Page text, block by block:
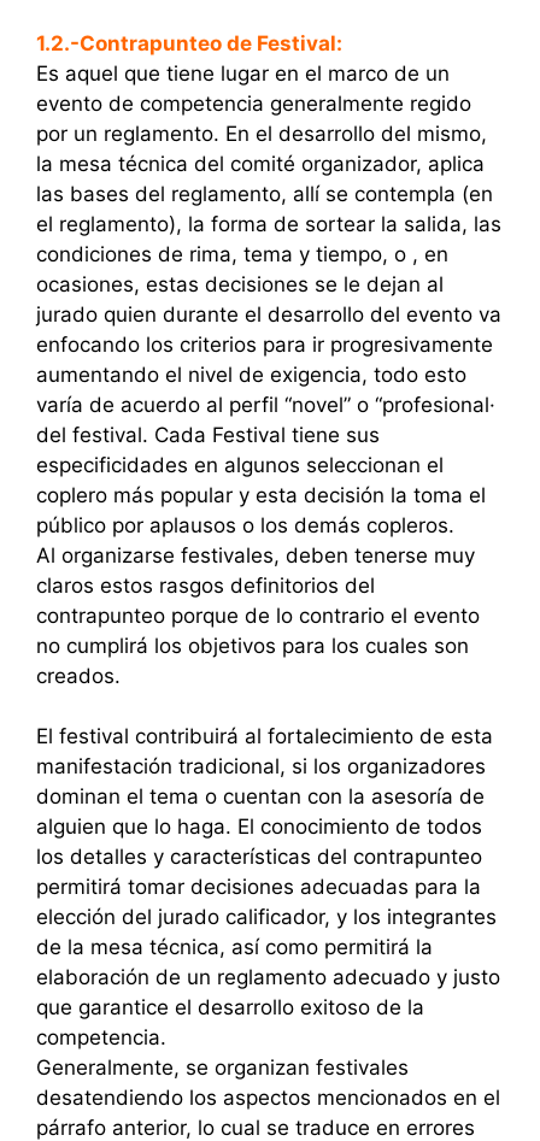
1.2.-Contrapunteo de Festival:
Es aquel que tiene lugar en el marco de un
evento de competencia generalmente regido
por un reglamento. En el desarrollo del mismo,
la mesa técnica del comité organizador, aplica
las bases del reglamento, allí se contempla (en
el reglamento), la forma de sortear la salida, las
condiciones de rima, tema y tiempo, o , en
ocasiones, estas decisiones se le dejan al
jurado quien durante el desarrollo del evento va
enfocando los criterios para ir progresivamente
aumentando el nivel de exigencia, todo esto
varía de acuerdo al perfil “novel” o “profesional·
del festival. Cada Festival tiene sus
especificidades en algunos seleccionan el
coplero más popular y esta decisión la toma el
público por aplausos o los demás copleros.
Al organizarse festivales, deben tenerse muy
claros estos rasgos definitorios del
contrapunteo porque de lo contrario el evento
no cumplirá los objetivos para los cuales son
creados.
El festival contribuirá al fortalecimiento de esta
manifestación tradicional, si los organizadores
dominan el tema o cuentan con la asesoría de
alguien que lo haga. El conocimiento de todos
los detalles y características del contrapunteo
permitirá tomar decisiones adecuadas para la
elección del jurado calificador, y los integrantes
de la mesa técnica, así como permitirá la
elaboración de un reglamento adecuado y justo
que garantice el desarrollo exitoso de la
competencia.
Generalmente, se organizan festivales
desatendiendo los aspectos mencionados en el
párrafo anterior, lo cual se traduce en errores